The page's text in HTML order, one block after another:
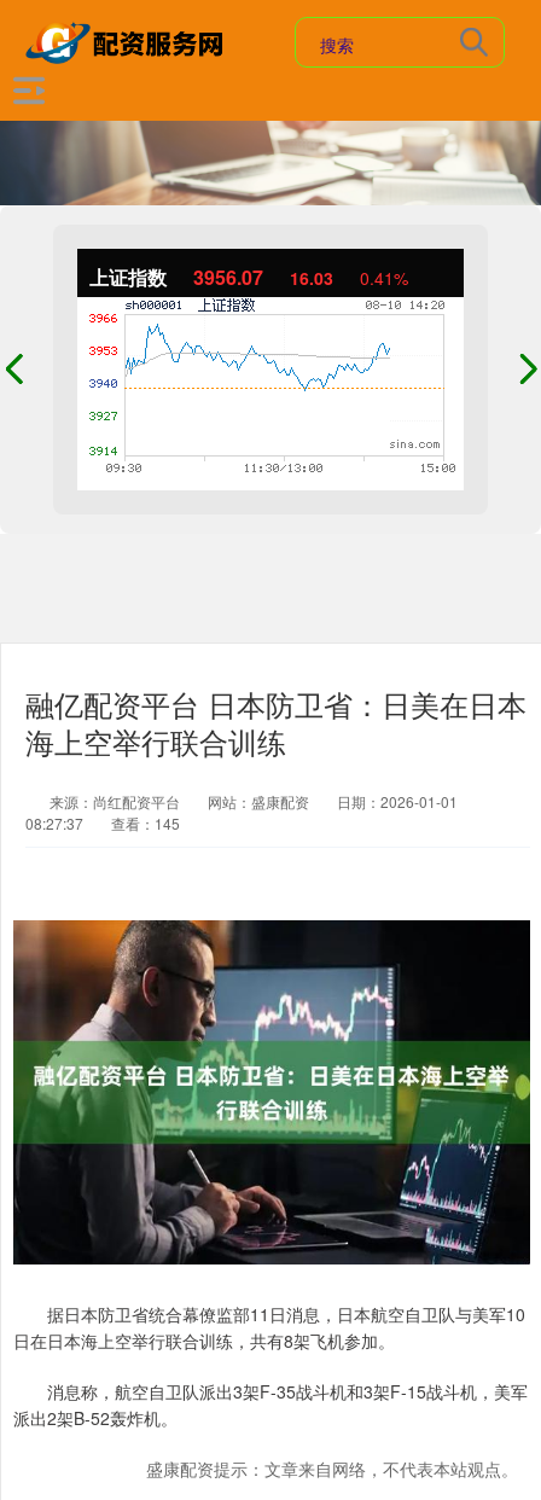
上证指数 3956.17 16.13 0.41%
融亿配资平台 日本防卫省：日美在日本
海上空举行联合训练
来源：尚红配资平台 网站：盛康配资
日期：2026-01-01
08:27:37
查看：145
据日本防卫省统合幕僚监部11日消息，日本航空自卫队与美军10
日在日本海上空举行联合训练，共有8架飞机参加。
消息称，航空自卫队派出3架F-35战斗机和3架F-15战斗机，美军
派出2架B-52轰炸机。
盛康配资提示：文章来自网络，不代表本站观点。